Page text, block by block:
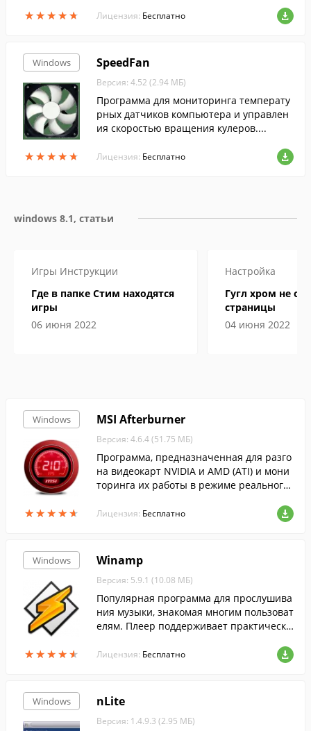
★★★★★
★★★★★
ает русский язык.
Лицензия: Бесплатно
Windows
★★★★★
★★★★★
SpeedFan
Версия: 4.52 (2.94 МБ)
Программа для мониторинга температу
рных датчиков компьютера и управлен
ия скоростью вращения кулеров....
Лицензия: Бесплатно
windows 8.1, статьи
Игры Инструкции
Где в папке Стим находятся
игры
06 июня 2022
Настройка
Гугл хром не
страницы
04 июня 2022
Windows
★★★★★
★★★★★
MSI Afterburner
Версия: 4.6.4 (51.75 МБ)
Программа, предназначенная для разго
на видеокарт NVIDIA и AMD (ATI) и мони
торинга их работы в режиме реального
Лицензия: Бесплатно
Windows
★★★★★
★★★★★
Winamp
Версия: 5.9.1 (10.08 МБ)
Популярная программа для прослушива
ния музыки, знакомая многим пользоват
елям. Плеер поддерживает практически
также понимает видеоформаты.
Лицензия: Бесплатно
Windows nLite
Версия: 1.4.9.3 (2.95 МБ)